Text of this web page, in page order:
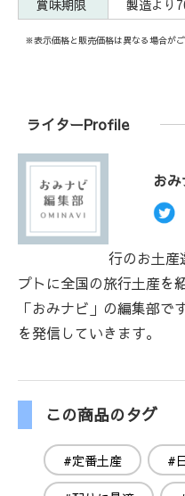
賞味期限
製造より
※表示価格と販売価格は異なる場合が
ライターProfile
お
行のお土
プトに全国の旅行土産を
「おみナビ」の編集部で
を発信していきます。
この商品のタグ
#定番土産 #